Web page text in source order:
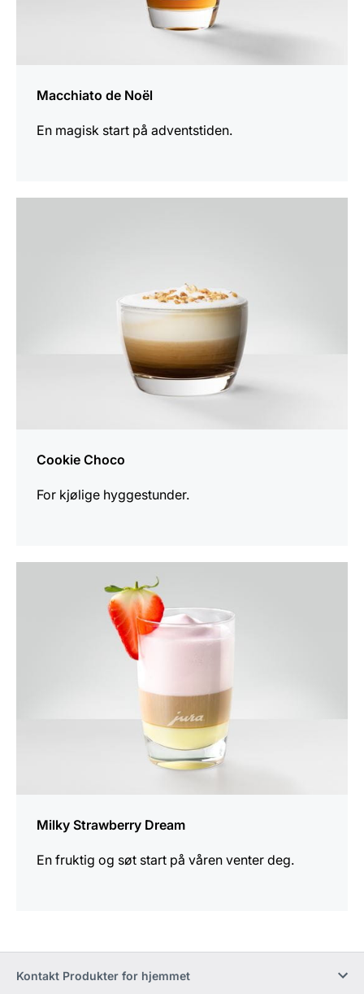
Macchiato de Noël
En magisk start på adventstiden.
Cookie Choco
For kjølige hyggestunder.
Milky Strawberry Dream
En fruktig og søt start på våren venter deg.
Kontakt Produkter for hjemmet